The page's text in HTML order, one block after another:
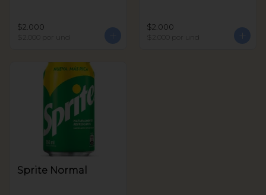
$2.000
$2.000 por und
$2.000
$2.000 por und
Sprite Normal